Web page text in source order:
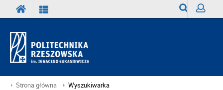
Strona główna Wyszukiwarka